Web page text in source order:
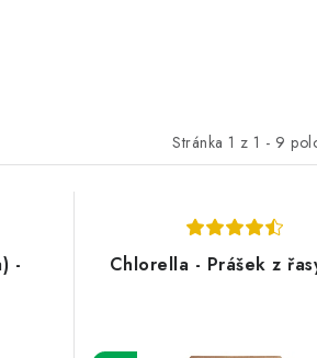
Stránka 1 z 1 - 9
-
Chlorella - Prášek z